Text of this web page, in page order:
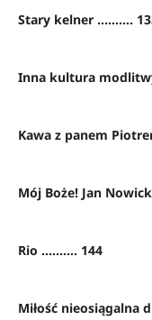
Stary kelner ..........
Inna kultura
Kawa z panem
Mój Boże! Jan
Rio .......... 144
Miłość nieosiągalna